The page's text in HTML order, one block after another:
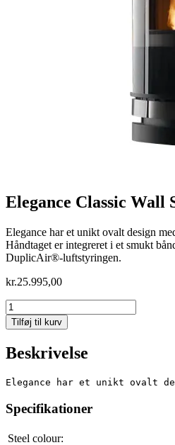
Elegance Classic Wall
Elegance har et unikt ovalt design
Håndtaget er integreret i et smukt
DuplicAir®-luftstyringen.
kr.25.995,00
Elegance
Classic
Wall
antal
Tilføj til kurv
Beskrivelse
Elegance har et unikt ovalt
Specifikationer
Steel colour: